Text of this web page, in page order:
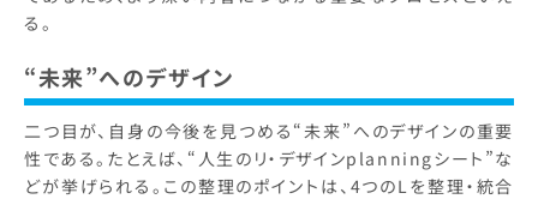
る。
“未来”へのデザイン
二つ目が、自身の今後を見つめる“未来”へのデザインの重要
性である。たとえば、“人生のリ・デザインplanningシート”な
どが挙げられる。この整理のポイントは、4つのLを整理・統合